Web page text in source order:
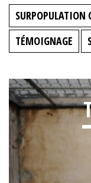
SURPOPULATION
TÉMOIGNAGE